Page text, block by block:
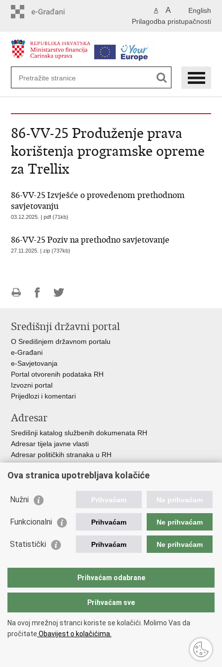
English
A A
Prilagodba pristupačnosti
86-VV-25 Produženje prava
korištenja programske opreme
za Trellix
86-VV-25 Izvješće o provedenom prethodnom
savjetovanju
03.12.2025. | pdf (71kb)
86-VV-25 Poziv na prethodno savjetovanje
27.11.2025. | zip (737kb)
FacebookuTwitteru
Središnji državni portal
O Središnjem državnom portalu
e-Građani
e-Savjetovanja
Portal otvorenih podataka RH
Izvozni portal
Prijedlozi i komentari
Adresar
Središnji katalog službenih dokumenata RH
Adresar tijela javne vlasti
Adresar političkih stranaka u RH
Besplatni telefoni javne uprave
Važne poveznice
Vlada Republike Hrvatske
Europska komisija
Taxation and Customs Union
Copyright © 2026 Ministarstvo financija, Carinska uprava.
korištenja.
Ova stranica upotrebljava kolačiće
Nužni Prihvaćam Ne prihvaćam
Funkcionalni Prihvaćam Ne prihvaćam
Statistički Prihvaćam Ne prihvaćam
Prihvaćam odabrane
Prihvaćam sve
Na ovoj mrežnoj stranci koriste se kolačići. Molimo Vas da
pročitate Obavijest o kolačićima.